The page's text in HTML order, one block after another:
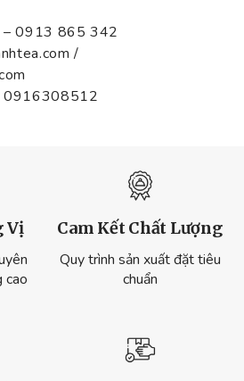
– 0913 865 342
/
0916308512
Vị
cao
Cam Kết Chất Lượng
Quy trình sản xuất đặt tiêu
chuẩn